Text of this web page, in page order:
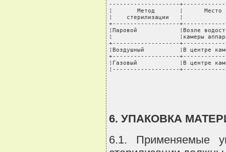
--------------------
¦       Метод       ¦      Место
¦    стерилизации   ¦
+-------------------
¦Паровой            ¦Возле
¦                   ¦камеры
+-------------------
¦Воздушный          ¦В
+-------------------
¦Газовый            ¦В
¦-------------------
6. УПАКОВКА
6.1. Применяемые